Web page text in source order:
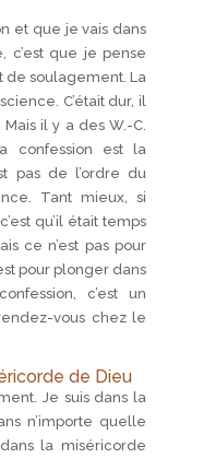
et que je vais dans
c’est que je pense
de soulagement. La
C’était dur, il
il y a des W.-C.
confession est la
pas de l’ordre du
Tant mieux, si
qu’il était temps
ce n’est pas pour
pour plonger dans
c’est un
vous chez le
de Dieu
Je suis dans la
n’importe quelle
la miséricorde